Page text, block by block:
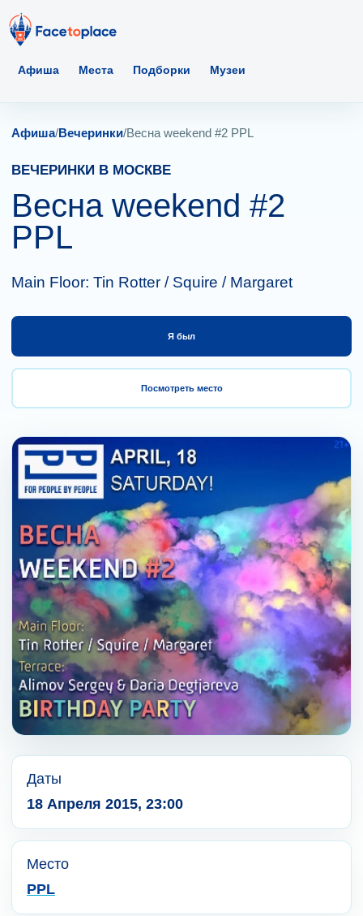
Афиша Места Подборки Музеи
Афиша/Вечеринки/Весна weekend #2 PPL
ВЕЧЕРИНКИ В МОСКВЕ
Весна weekend #2
PPL
Main Floor: Tin Rotter / Squire / Margaret
Я был
Посмотреть место
Даты
18 Апреля 2015, 23:00
Место
PPL